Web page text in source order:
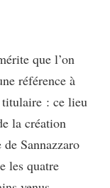
que l’on
référence à
titulaire : ce lieu
la création
Sannazzaro
les quatre